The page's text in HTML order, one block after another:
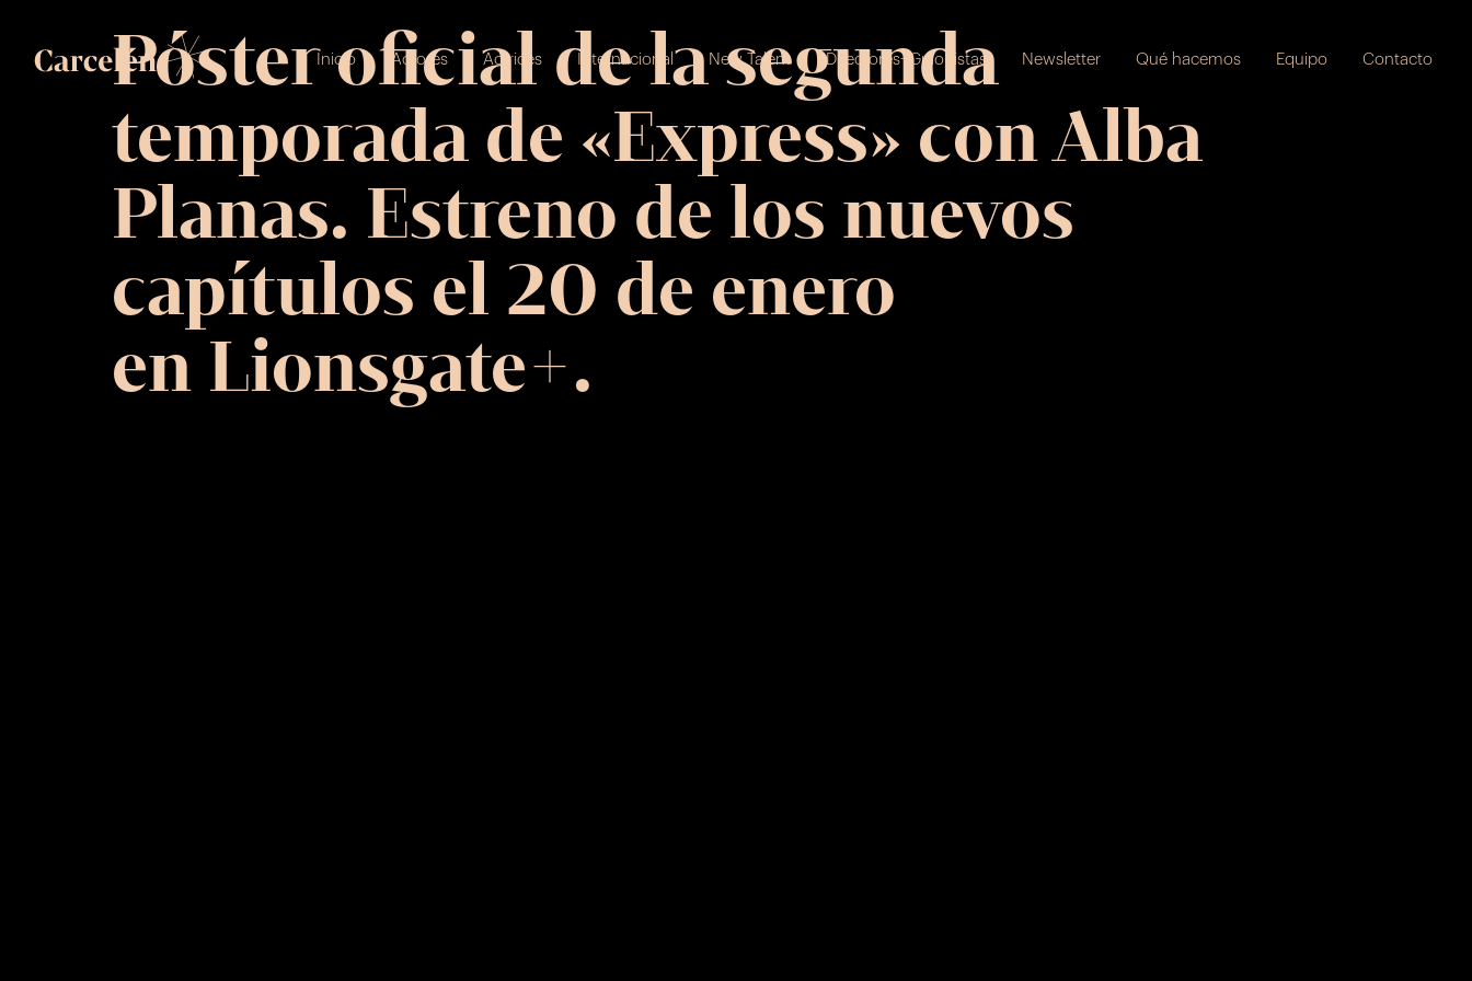
Inicio Actores Actrices Internacional New Talent Directores+Guionistas Newsletter Qué hacemos Equipo Contacto
Póster oficial de la segunda
temporada de «Express» con Alba
Planas. Estreno de los nuevos
capítulos el 20 de enero
en Lionsgate+.